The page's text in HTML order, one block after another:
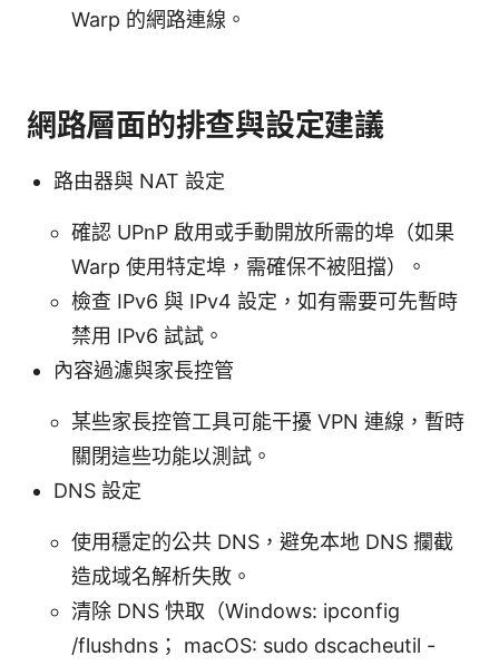
Warp 的網路連線。
網路層面的排查與設定建議
路由器與 NAT 設定
確認 UPnP 啟用或手動開放所需的埠（如果
Warp 使用特定埠，需確保不被阻擋）。
檢查 IPv6 與 IPv4 設定，如有需要可先暫時
禁用 IPv6 試試。
內容過濾與家長控管
某些家長控管工具可能干擾 VPN 連線，暫時
關閉這些功能以測試。
DNS 設定
使用穩定的公共 DNS，避免本地 DNS 攔截
造成域名解析失敗。
清除 DNS 快取（Windows: ipconfig
/flushdns； macOS: sudo dscacheutil -